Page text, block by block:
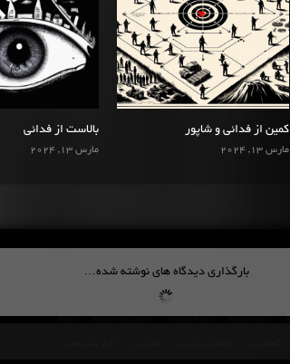
کمین از فدائی و شاپور
مارس 13, 2024
بالاست از فدائی
مارس 13, 2024
بارگذاری دیدگاه های نوشته شده…